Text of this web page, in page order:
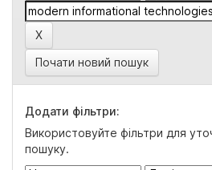
Почати новий пошук
Додати фільтри:
Використовуйте фільтри для
пошуку.